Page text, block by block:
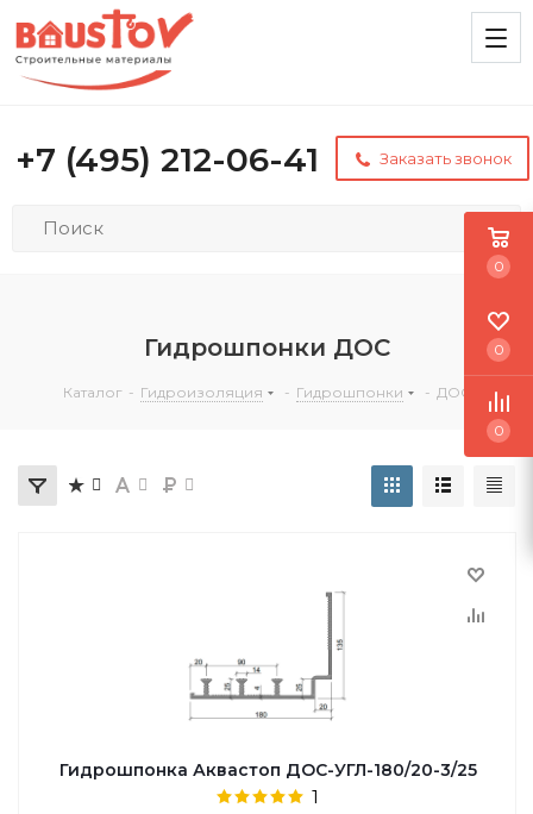
+7 (495) 212-06-41 Заказать звонок
Гидрошпонки ДОС
Каталог - Гидроизоляция - Гидрошпонки - ДОС
Гидрошпонка Аквастоп ДОС-УГЛ-180/20-3/25
1
0
0
0